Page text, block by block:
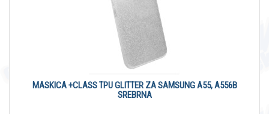
MASKICA +CLASS TPU GLITTER ZA SAMSUNG A55, A556B
SREBRNA